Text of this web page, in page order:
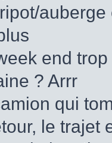
end
? Arrr
qui
le trajet